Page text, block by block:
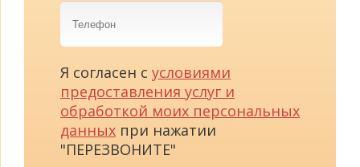
Телефон
Я согласен с условиями
предоставления услуг и
обработкой моих персональных
данных при нажатии
"ПЕРЕЗВОНИТЕ"